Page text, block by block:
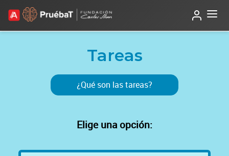
Tareas
¿Qué son las tareas?
Elige una opción: